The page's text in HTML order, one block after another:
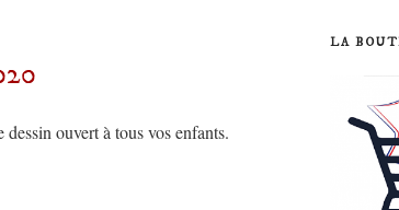
ouvert à tous vos enfants.
LA